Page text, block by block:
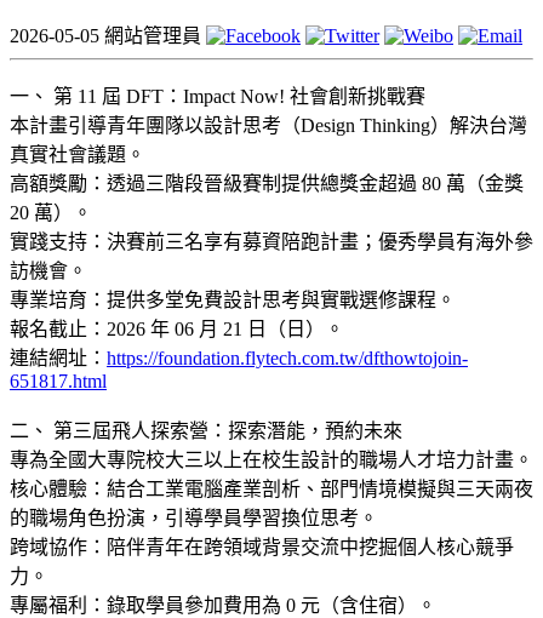
2026-05-05 網站管理員
一、 第 11 屆 DFT：Impact Now! 社會創新挑戰賽
本計畫引導青年團隊以設計思考（Design Thinking）解決台灣
真實社會議題。
高額獎勵：透過三階段晉級賽制提供總獎金超過 80 萬（金獎
20 萬）。
實踐支持：決賽前三名享有募資陪跑計畫；優秀學員有海外參
訪機會。
專業培育：提供多堂免費設計思考與實戰選修課程。
報名截止：2026 年 06 月 21 日（日）。
連結網址： https://foundation.flytech.com.tw/dfthowtojoin-
651817.html
二、 第三屆飛人探索營：探索潛能，預約未來
專為全國大專院校大三以上在校生設計的職場人才培力計畫。
核心體驗：結合工業電腦產業剖析、部門情境模擬與三天兩夜
的職場角色扮演，引導學員學習換位思考。
跨域協作：陪伴青年在跨領域背景交流中挖掘個人核心競爭
力。
專屬福利：錄取學員參加費用為 0 元（含住宿）。